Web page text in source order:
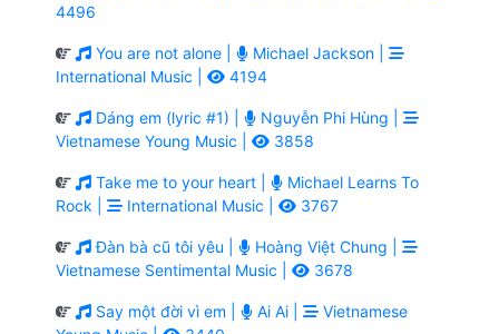
4496
You are not alone |
Michael Jackson |
International Music |
4194
Dáng em (lyric #1) |
Nguyễn Phi Hùng |
Vietnamese Young Music |
3858
Take me to your heart |
Michael Learns To
Rock |
International Music | 3767
Đàn bà cũ tôi yêu |
Hoàng Việt Chung |
Vietnamese Sentimental Music |
3678
Say một đời vì em | Ai Ai |
Vietnamese